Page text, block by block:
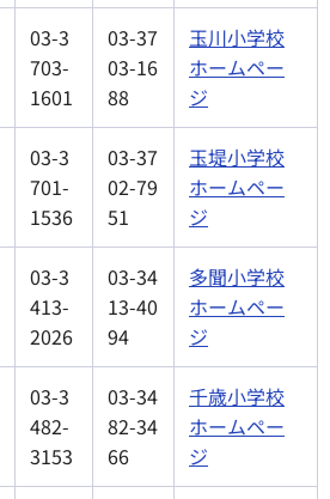
03-3
703-
1601
03-37
03-16
88
玉川小学校
ホームペー
ジ
03-3
701-
1536
03-37
02-79
51
玉堤小学校
ホームペー
ジ
03-3
413-
2026
03-34
13-40
94
多聞小学校
ホームペー
ジ
03-3
482-
3153
03-34
82-34
66
千歳小学校
ホームペー
ジ